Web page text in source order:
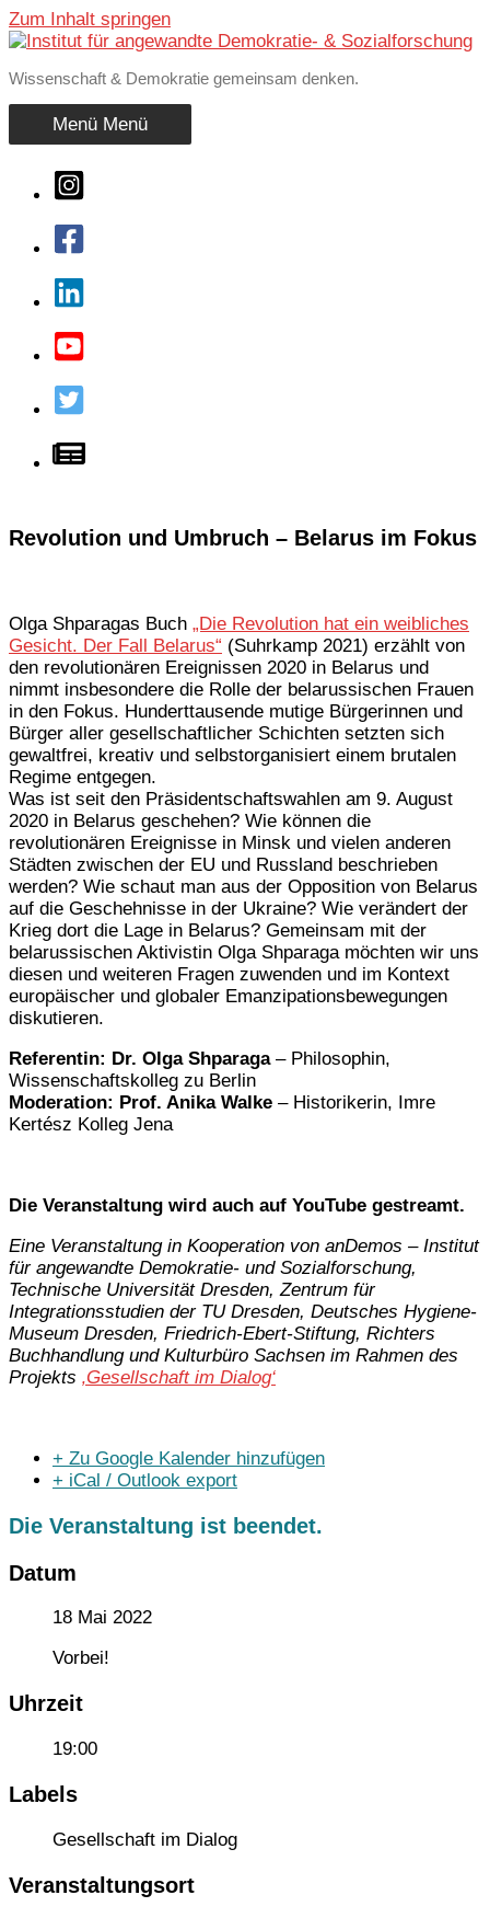
Zum Inhalt springen
Wissenschaft & Demokratie gemeinsam denken.
Menü Menü
Revolution und Umbruch – Belarus im Fokus
Olga Shparagas Buch „Die Revolution hat ein weibliches
Gesicht. Der Fall Belarus“ (Suhrkamp 2021) erzählt von
den revolutionären Ereignissen 2020 in Belarus und
nimmt insbesondere die Rolle der belarussischen Frauen
in den Fokus. Hunderttausende mutige Bürgerinnen und
Bürger aller gesellschaftlicher Schichten setzten sich
gewaltfrei, kreativ und selbstorganisiert einem brutalen
Regime entgegen.
Was ist seit den Präsidentschaftswahlen am 9. August
2020 in Belarus geschehen? Wie können die
revolutionären Ereignisse in Minsk und vielen anderen
Städten zwischen der EU und Russland beschrieben
werden? Wie schaut man aus der Opposition von Belarus
auf die Geschehnisse in der Ukraine? Wie verändert der
Krieg dort die Lage in Belarus? Gemeinsam mit der
belarussischen Aktivistin Olga Shparaga möchten wir uns
diesen und weiteren Fragen zuwenden und im Kontext
europäischer und globaler Emanzipationsbewegungen
diskutieren.
Referentin: Dr. Olga Shparaga – Philosophin,
Wissenschaftskolleg zu Berlin
Moderation: Prof. Anika Walke – Historikerin, Imre
Kertész Kolleg Jena
Die Veranstaltung wird auch auf YouTube gestreamt.
Eine Veranstaltung in Kooperation von anDemos – Institut
für angewandte Demokratie- und Sozialforschung,
Technische Universität Dresden, Zentrum für
Integrationsstudien der TU Dresden, Deutsches Hygiene-
Museum Dresden, Friedrich-Ebert-Stiftung, Richters
Buchhandlung und Kulturbüro Sachsen im Rahmen des
Projekts ‚Gesellschaft im Dialog‘
+ Zu Google Kalender hinzufügen
+ iCal / Outlook export
Die Veranstaltung ist beendet.
Datum
18 Mai 2022
Vorbei!
Uhrzeit
19:00
Labels
Gesellschaft im Dialog
Veranstaltungsort